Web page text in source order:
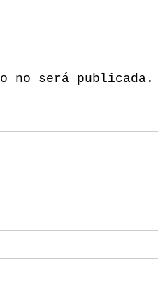
no será publicada.